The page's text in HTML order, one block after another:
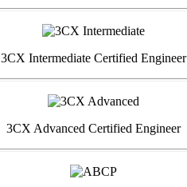
3CX Intermediate Certified Engineer
3CX Advanced Certified Engineer